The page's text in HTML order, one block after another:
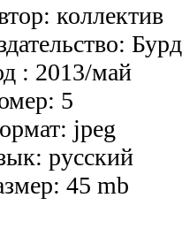
коллектив
: 2013/май
5
jpeg
русский
45 mb